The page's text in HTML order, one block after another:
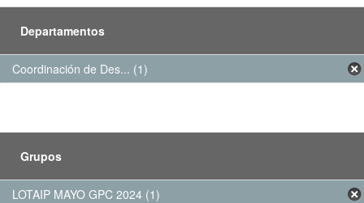
Departamentos
Coordinación de Des... (1)
Grupos
LOTAIP MAYO GPC 2024 (1)